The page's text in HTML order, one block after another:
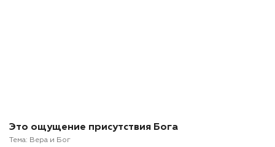
Это ощущение присутствия Бога
Тема: Вера и Бог